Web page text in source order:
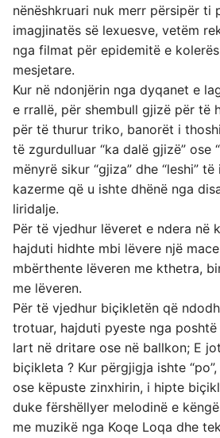
nënëshkruari nuk merr përsipër ti
imagjinatës së lexuesve, vetëm
nga filmat për epidemitë e
mesjetare.
Kur në ndonjërin nga dyqanet e
e rrallë, për shembull gjizë për të
për të thurur triko, banorët i
të zgurdulluar “ka dalë gjizë” ose
mënyrë sikur “gjiza” dhe “leshi”
kazerme që u ishte dhënë nga
liridalje.
Për të vjedhur lëveret e ndera në
hajduti hidhte mbi lëvere një
mbërthente lëveren me kthetra,
me lëveren.
Për të vjedhur biçikletën që
trotuar, hajduti pyeste nga
lart në dritare ose në ballkon; E
biçikleta ? Kur përgjigja ishte
ose këpuste zinxhirin, i hipte
duke fërshëllyer melodinë e
me muzikë nga Koqe Loqa dhe